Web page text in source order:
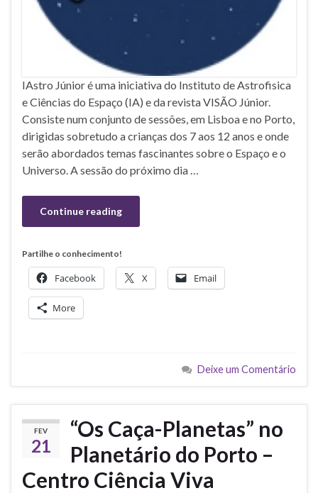
IAstro Júnior é uma iniciativa do Instituto de Astrofisica
e Ciências do Espaço (IA) e da revista VISÃO Júnior.
Consiste num conjunto de sessões, em Lisboa e no Porto,
dirigidas sobretudo a crianças dos 7 aos 12 anos e onde
serão abordados temas fascinantes sobre o Espaço e o
Universo. A sessão do próximo dia …
Continue reading
Partilhe o conhecimento!
Facebook X Email
More
Deixe um Comentário
FEV
21
“Os Caça-Planetas” no
Planetário do Porto –
Centro Ciência Viva